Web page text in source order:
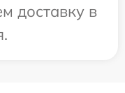
доставку в